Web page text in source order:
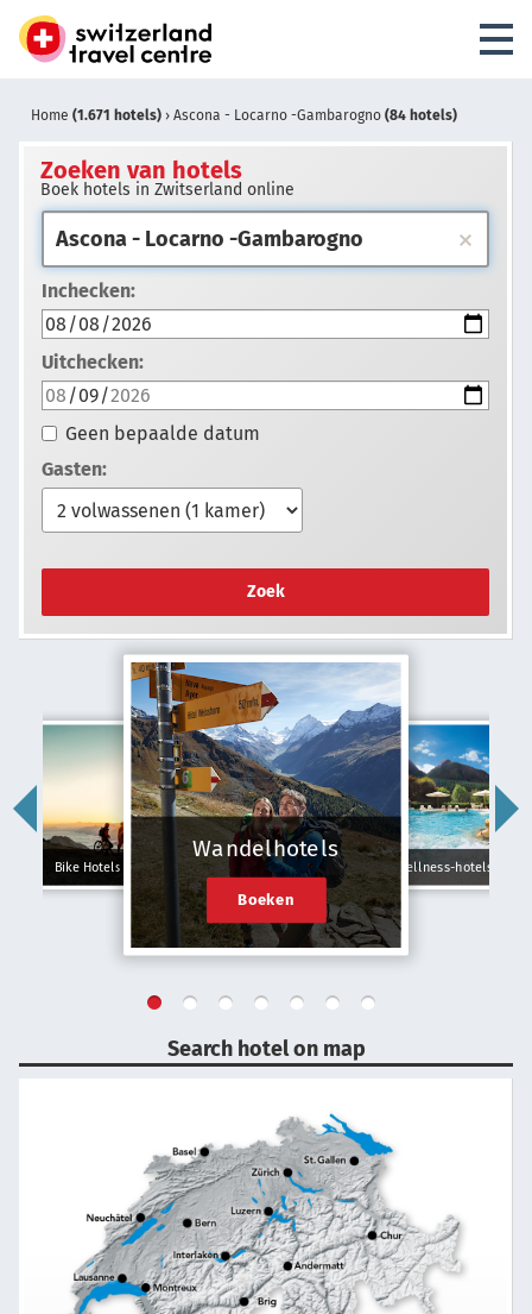
Home (1.671 hotels) › Ascona - Locarno -Gambarogno (84 hotels)
Zoeken van hotels
Boek hotels in Zwitserland online
Inchecken:
Uitchecken:
Geen bepaalde datum
Gasten:
Zoek
Bike Hotels
Wandelhotels
Boeken
Wellness-hotels
Search hotel on map